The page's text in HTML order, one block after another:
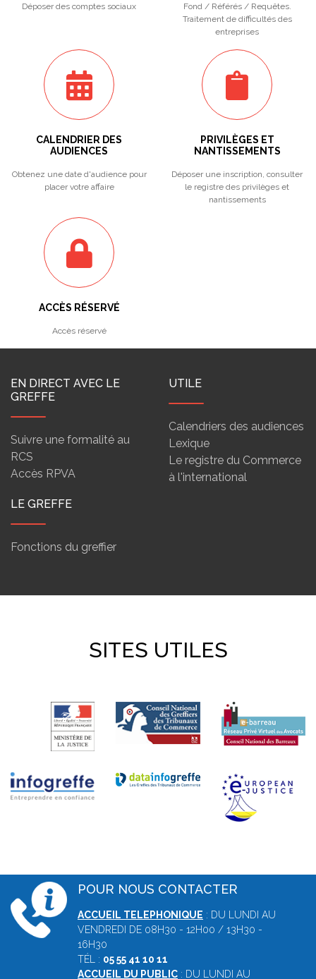
Déposer des comptes sociaux
Fond / Référés / Requêtes.
Traitement de difficultés des
entreprises
CALENDRIER DES
AUDIENCES
Obtenez une date d'audience pour
placer votre affaire
PRIVILÈGES ET
NANTISSEMENTS
Déposer une inscription, consulter
le registre des privilèges et
nantissements
ACCÈS RÉSERVÉ
Accès réservé
EN DIRECT AVEC LE
GREFFE
Suivre une formalité au
RCS
Accès RPVA
UTILE
Calendriers des audiences
Lexique
Le registre du Commerce
à l'international
LE GREFFE
Fonctions du greffier
SITES UTILES
POUR NOUS CONTACTER
ACCUEIL TELEPHONIQUE : DU LUNDI AU
VENDREDI DE 08H30 - 12H00 / 13H30 -
16H30
TÉL : 05 55 41 10 11
ACCUEIL DU PUBLIC : DU LUNDI AU